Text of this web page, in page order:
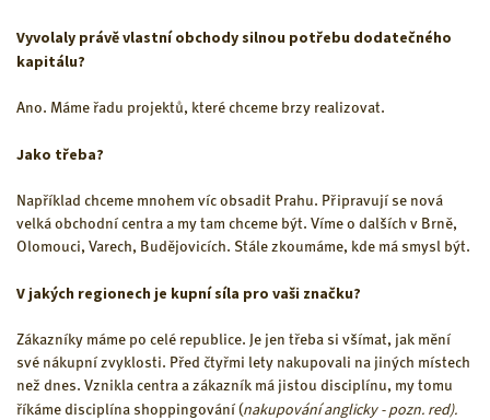
Vyvolaly právě vlastní obchody silnou potřebu dodatečného
kapitálu?
Ano. Máme řadu projektů, které chceme brzy realizovat.
Jako třeba?
Například chceme mnohem víc obsadit Prahu. Připravují se nová
velká obchodní centra a my tam chceme být. Víme o dalších v Brně,
Olomouci, Varech, Budějovicích. Stále zkoumáme, kde má smysl být.
V jakých regionech je kupní síla pro vaši značku?
Zákazníky máme po celé republice. Je jen třeba si všímat, jak mění
své nákupní zvyklosti. Před čtyřmi lety nakupovali na jiných místech
než dnes. Vznikla centra a zákazník má jistou disciplínu, my tomu
říkáme disciplína shoppingování (nakupování anglicky - pozn. red).